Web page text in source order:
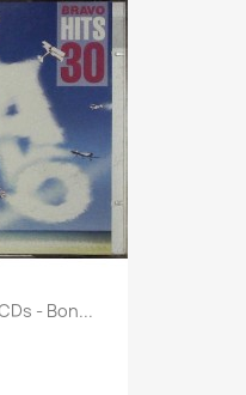
- Bon...